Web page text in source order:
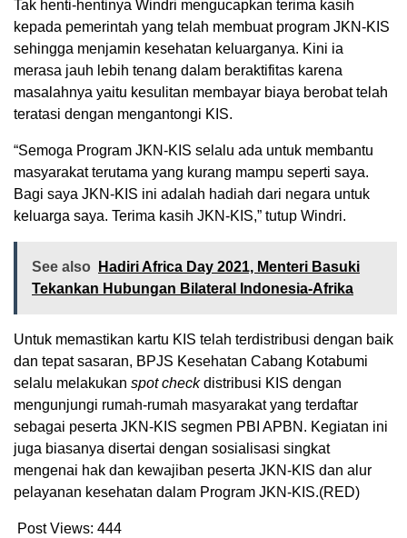
Tak henti-hentinya Windri mengucapkan terima kasih
kepada pemerintah yang telah membuat program JKN-KIS
sehingga menjamin kesehatan keluarganya. Kini ia
merasa jauh lebih tenang dalam beraktifitas karena
masalahnya yaitu kesulitan membayar biaya berobat telah
teratasi dengan mengantongi KIS.
“Semoga Program JKN-KIS selalu ada untuk membantu
masyarakat terutama yang kurang mampu seperti saya.
Bagi saya JKN-KIS ini adalah hadiah dari negara untuk
keluarga saya. Terima kasih JKN-KIS,” tutup Windri.
See also
Hadiri Africa Day 2021, Menteri Basuki
Tekankan Hubungan Bilateral Indonesia-Afrika
Untuk memastikan kartu KIS telah terdistribusi dengan baik
dan tepat sasaran, BPJS Kesehatan Cabang Kotabumi
selalu melakukan spot checkdistribusi KIS dengan
mengunjungi rumah-rumah masyarakat yang terdaftar
sebagai peserta JKN-KIS segmen PBI APBN. Kegiatan ini
juga biasanya disertai dengan sosialisasi singkat
mengenai hak dan kewajiban peserta JKN-KIS dan alur
pelayanan kesehatan dalam Program JKN-KIS.(RED)
Post Views: 444